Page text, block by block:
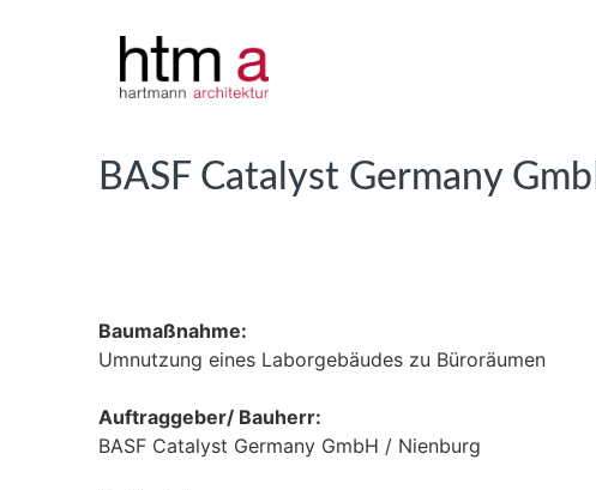
BASF Catalyst Germany
Baumaßnahme:
Umnutzung eines Laborgebäudes zu Büroräumen
Auftraggeber/ Bauherr:
BASF Catalyst Germany GmbH / Nienburg